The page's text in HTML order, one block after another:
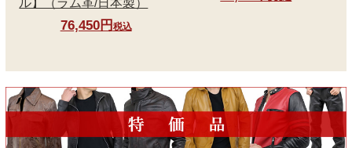
ル】（ラム革/日本製）
76,450円 税込